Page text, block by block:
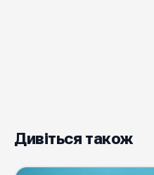
Дивіться також